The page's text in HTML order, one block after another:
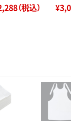
（税込）